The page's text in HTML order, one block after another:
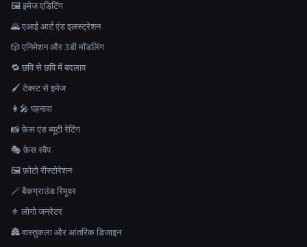
🖼️ इमेज एडिटिंग
🌄 एआई आर्ट एंड इलस्ट्रेशन
🎲 एनिमेशन और 3डी मॉडलिंग
🔁 छवि से छवि में बदलाव
🖌️ टेक्स्ट से इमेज
👩‍🎤 पहनावा
📸 फ़ेस एंड ब्यूटी रेटिंग
🎭 फ़ेस स्वैप
🖼️ फ़ोटो रीस्टोरेशन
🪄 बैकग्राउंड रिमूवर
⚜️ लोगो जनरेटर
🏯 वास्तुकला और आंतरिक डिजाइन